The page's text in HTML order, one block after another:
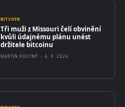
BITCOIN
Tři muži z Missouri čelí obvinění
kvůli údajnému plánu unést
držitele bitcoinu
MARTIN KOUTNÝ - 6. 8. 2026